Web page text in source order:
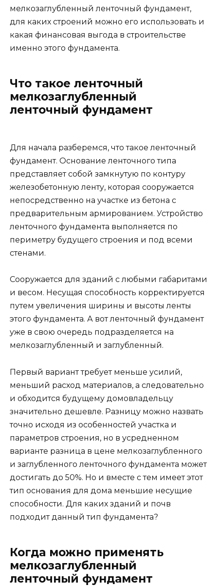
мелкозаглубленный ленточный фундамент,
для каких строений можно его использовать и
какая финансовая выгода в строительстве
именно этого фундамента.
Что такое ленточный
мелкозаглубленный
ленточный фундамент
Для начала разберемся, что такое ленточный
фундамент. Основание ленточного типа
представляет собой замкнутую по контуру
железобетонную ленту, которая сооружается
непосредственно на участке из бетона с
предварительным армированием. Устройство
ленточного фундамента выполняется по
периметру будущего строения и под всеми
стенами.
Сооружается для зданий с любыми габаритами
и весом. Несущая способность корректируется
путем увеличения ширины и высоты ленты
этого фундамента. А вот ленточный фундамент
уже в свою очередь подразделяется на
мелкозаглубленный и заглубленный.
Первый вариант требует меньше усилий,
меньший расход материалов, а следовательно
и обходится будущему домовладельцу
значительно дешевле. Разницу можно назвать
точно исходя из особенностей участка и
параметров строения, но в усредненном
варианте разница в цене мелкозаглубленного
и заглубленного ленточного фундамента может
достигать до 50%. Но и вместе с тем имеет этот
тип основания для дома меньшие несущие
способности. Для каких зданий и почв
подходит данный тип фундамента?
Когда можно применять
мелкозаглубленный
ленточный фундамент